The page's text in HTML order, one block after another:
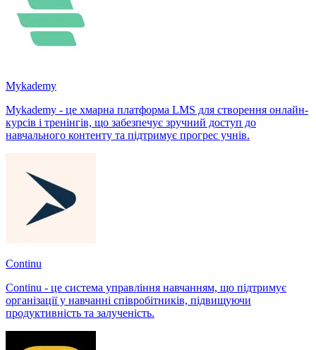
Mykademy
Mykademy - це хмарна платформа LMS для створення онлайн-
курсів і тренінгів, що забезпечує зручний доступ до
навчального контенту та підтримує прогрес учнів.
Continu
Continu - це система управління навчанням, що підтримує
організації у навчанні співробітників, підвищуючи
продуктивність та залученість.